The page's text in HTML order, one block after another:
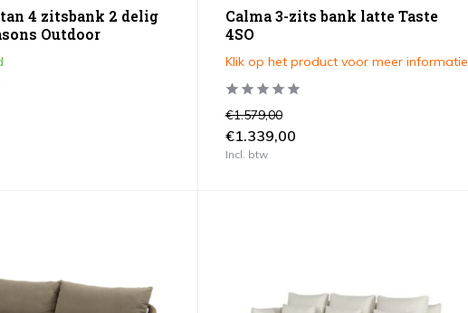
4 zitsbank 2 delig
Outdoor
Calma 3-zits bank latte Taste
4SO
Klik op het product voor meer informatie
€1.579,00
€1.339,00
Incl. btw